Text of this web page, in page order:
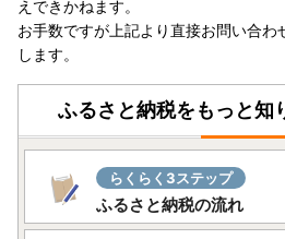
藤枝市では、返礼品と受領証明書や
などの関係書類は、別に発送して
お届け時期が前後する場合がござい
■藤枝市では令和5年9月から■
ました。
マイナンバーカードとスマートフ
のワンストップ特例申請が可能と
ンライン申請用のQRコード付き申
えできかねます。
お手数ですが上記より直接お問い合わ
します。
ふるさと納税をもっと知
らくらく3ステップ
ふるさと納税の流れ